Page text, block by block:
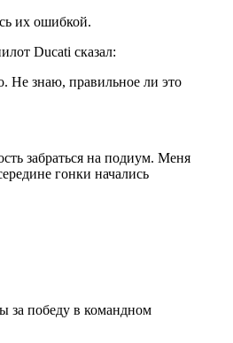
их ошибкой.
Ducati сказал:
Не знаю, правильное ли это
забраться на подиум. Меня
гонки начались
за победу в командном